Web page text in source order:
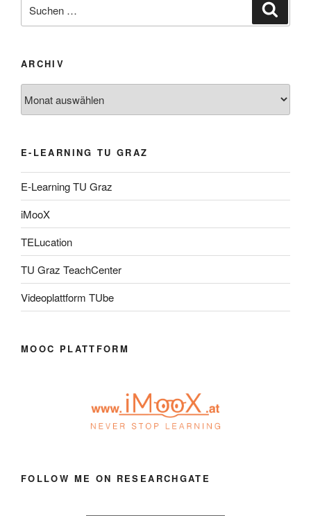
nach:
ARCHIV
E-LEARNING TU GRAZ
E-Learning TU Graz
iMooX
TELucation
TU Graz TeachCenter
Videoplattform TUbe
MOOC PLATTFORM
FOLLOW ME ON RESEARCHGATE